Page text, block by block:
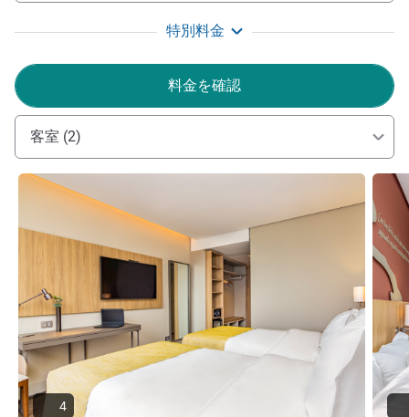
no máximo 40min de carro para chegar.
Hotel em Itajaí SC com instalações novas, design
moderno, preço econômico e perto do Centro, da Região
Histórica e Portuária para viagens executivas, de lazer e
para eventos só tem um: o Mercure Itajaí Navegantes.
Welcome to the Mecure itajaí Navegantes Hotel, where
you will have a unique experience in a modernly-designed
and well-located hotel, all for a great value for money.
Nadia QUADRA, General Manager
Mrs Nadia QUADRA ホテル経営
特別料金
料金を確認
客室 (2)
詳細を表示
4
詳細